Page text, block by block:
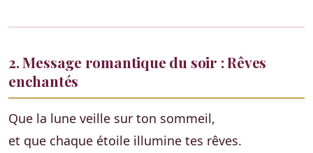
2. Message romantique du soir : Rêves
enchantés
Que la lune veille sur ton sommeil,
et que chaque étoile illumine tes rêves.